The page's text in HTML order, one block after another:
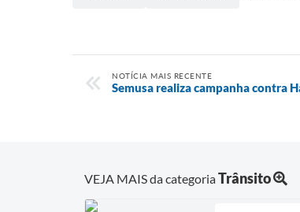
NOTÍCIA MAIS RECENTE
Semusa realiza campanha contra
VEJA MAIS da categoriaTrânsito